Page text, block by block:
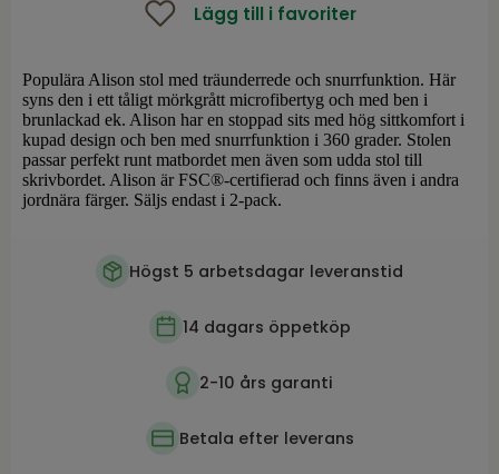
Lägg till i favoriter
Populära Alison stol med träunderrede och snurrfunktion. Här
syns den i ett tåligt mörkgrått microfibertyg och med ben i
brunlackad ek. Alison har en stoppad sits med hög sittkomfort i
kupad design och ben med snurrfunktion i 360 grader. Stolen
passar perfekt runt matbordet men även som udda stol till
skrivbordet. Alison är FSC®-certifierad och finns även i andra
jordnära färger. Säljs endast i 2-pack.
Högst 5 arbetsdagar leveranstid
14 dagars öppetköp
2-10 års garanti
Betala efter leverans